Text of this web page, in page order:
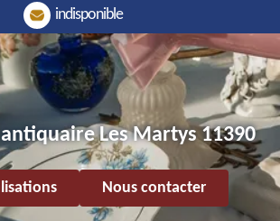
indisponible
Les Martys 11390
Nous contacter